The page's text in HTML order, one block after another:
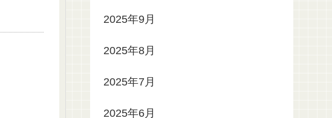
2025年9月
2025年8月
2025年7月
2025年6月